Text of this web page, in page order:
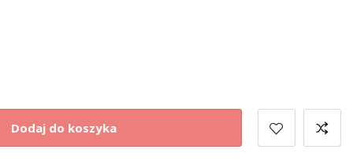
Dodaj do koszyka